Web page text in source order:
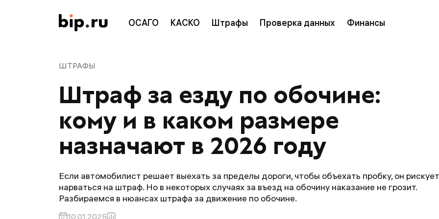
ОСАГО КАСКО Штрафы Проверка данных Финансы
ШТРАФЫ
Штраф за езду по обочине:
кому и в каком размере
назначают в 2026 году
Если автомобилист решает выехать за пределы дороги, чтобы объехать пробку, он рискует
нарваться на штраф. Но в некоторых случаях за въезд на обочину наказание не грозит.
Разбираемся в нюансах штрафа за движение по обочине.
10.01.2025